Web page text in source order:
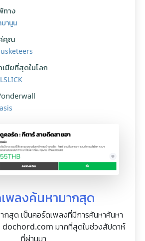
ทาง
บานูน
คุณ
เมียที่สุดในโลก
พลงค้นหามากสุด
กสุด เป็นคอร์ดเพลงที่มีการค้นหาค้นหา
dochord.com มากที่สุดในช่วงสัปดาห์
ที่ผ่านมา